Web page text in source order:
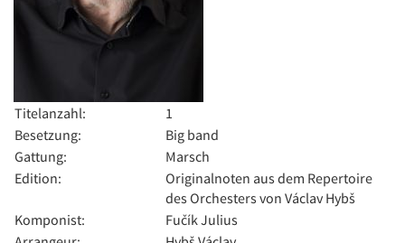
Titelanzahl:
1
Besetzung:
Big band
Gattung:
Marsch
Edition:
Originalnoten aus dem Repertoire
des Orchesters von Václav Hybš
Komponist:
Fučík Julius